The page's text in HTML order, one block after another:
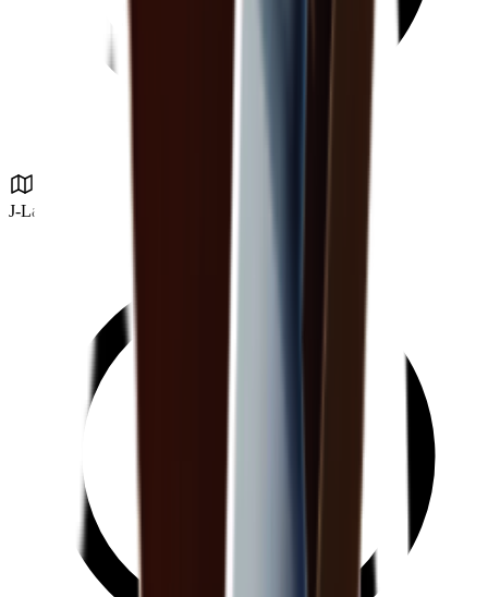
J-Lab